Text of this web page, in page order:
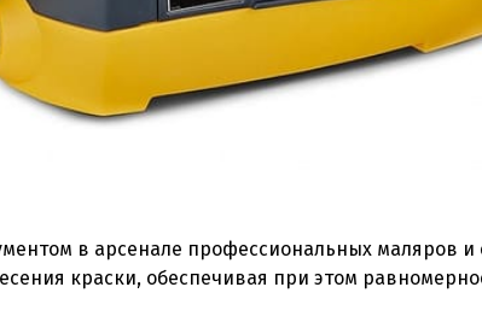
в арсенале профессиональных маляров и
краски, обеспечивая при этом